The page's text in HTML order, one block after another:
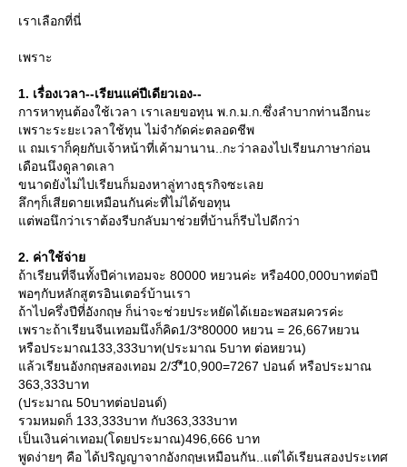
เราเลือกที่นี่
เพราะ
1. เรื่องเวลา--เรียนแค่ปีเดียวเอง--
การหาทุนต้องใช้เวลา เราเลยขอทุน พ.ก.ม.ก.ซึ่งลำบากท่านอีกนะ
เพราะระยะเวลาใช้ทุน ไม่จำกัดค่ะตลอดชีพ
ถมเราก็คุยกับเจ้าหน้าที่เค้ามานาน..กะว่าลองไปเรียนภาษาก่อน
เดือนนึงดูลาดเลา
ขนาดยังไม่ไปเรียนก็มองหาลู่ทางธุรกิจซะเล
ลึกๆก็เสียดายเหมือนกันค่ะที่ไม่ได้ขอทุน
ต่พอนึกว่าเราต้องรีบกลับมาช่วยที่บ้านก็รีบไปดีกว่า
2. ค่าใช้จ่า
ถ้าเรียนที่จีนทั้งปีค่าเทอมจะ 80000 หยวนค่ะ หรือ400,000บาทต่อปี
พอๆกับหลักสูตรอินเตอร์บ้านเรา
ถ้าไปครึ่งปีที่อังกฤษ ก็น่าจะช่วยประหยัดได้เยอะพอสมควรค่ะ
เพราะถ้าเรียนจีนเทอมนึงก็คิด1/3*80000 หยวน = 26,667หยวน
หรือประมาณ133,333บาท(ประมาณ 5บาท ต่อหยวน)
ล้วเรียนอังกฤษสองเทอม 2/3*ึ10,900=7267 ปอนด์ หรือประมาณ
363,333บาท
(ประมาณ 50บาทต่อปอนด์)
รวมหมดก็ 133,333บาท กับ363,333บาท
เป็นเงินค่าเทอม(โดยประมาณ)496,666 บาท
พูดง่ายๆ คือ ได้ปริญญาจากอังกฤษเหมือนกัน..แต่ได้เรียนสองประเทศ